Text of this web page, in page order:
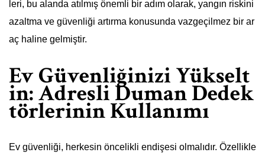
leri, bu alanda atılmış önemli bir adım olarak, yangın riskini
azaltma ve güvenliği artırma konusunda vazgeçilmez bir ar
aç haline gelmiştir.
Ev Güvenliğinizi Yükselt
in: Adresli Duman Dedek
törlerinin Kullanımı
Ev güvenliği, herkesin öncelikli endişesi olmalıdır. Özellikle